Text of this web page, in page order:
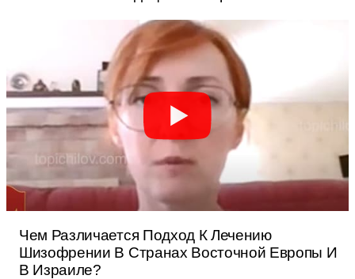
Чем Различается Подход К Лечению
Шизофрении В Странах Восточной Европы И
В Израиле?